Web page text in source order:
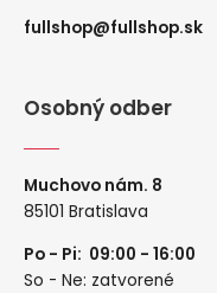
fullshop@fullshop.sk
Osobný odber
Muchovo nám. 8
85101 Bratislava
Po - Pi: 09:00 - 16:00
So - Ne: zatvorené